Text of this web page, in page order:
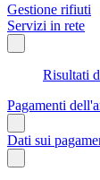
Gestione rifiuti
Servizi in rete
Risultati
Pagamenti
Dati sui